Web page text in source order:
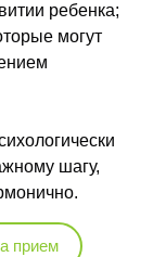
ребенка;
могут
шагу,
прием